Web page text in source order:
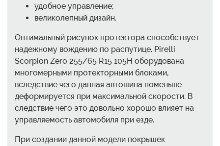
удобное управление;
великолепный дизайн.
Оптимальный рисунок протектора способствует
надежному вождению по распутице. Pirelli
Scorpion Zero 255/65 R15 105H оборудована
многомерными протекторными блоками,
вследствие чего данная автошина поменьше
деформируется при максимальной скорости. В
следствие чего это довольно хорошо влияет на
управляемость автомобиля при езде.
При создании данной модели покрышек